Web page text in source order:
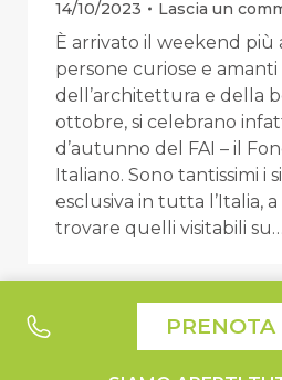
14/10/2023
Lascia un
È arrivato il weekend
persone curiose e amanti
dell’architettura e della
ottobre, si celebrano
d’autunno del FAI – il
Italiano. Sono tantissimi i
esclusiva in tutta l’Italia,
trovare quelli visitabili su…
Suburra1930 - Liquori e Cucina ©
PRENOTA
Le tue preferenze
Informativa sulla raccolta